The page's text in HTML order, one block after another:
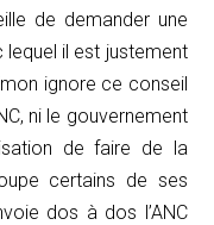
de demander une
lequel il est justement
ignore ce conseil
ni le gouvernement
de faire de la
certains de ses
dos à dos l’ANC